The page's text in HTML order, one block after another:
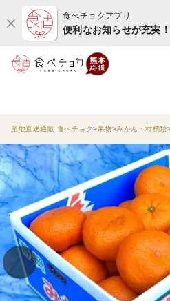
食べチョクアプリ
便利なお知らせが充実！
産地直送通販 食べチョク 果物 みかん・柑橘類